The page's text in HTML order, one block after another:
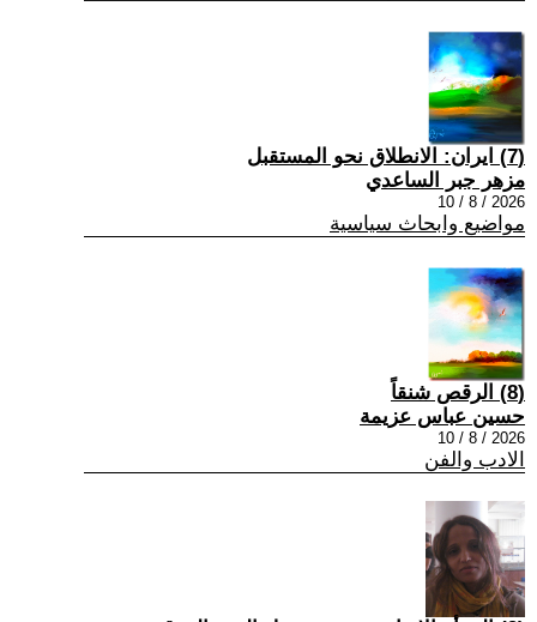
(7) ايران: الانطلاق نحو المستقبل
مزهر جبر الساعدي
2026 / 8 / 10
مواضيع وابحاث سياسية
(8) الرقص شنقاً
حسين عباس عزيمة
2026 / 8 / 10
الادب والفن